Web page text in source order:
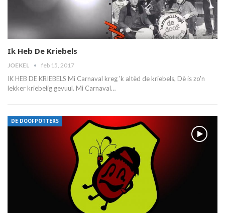
Ik Heb De Kriebels
JOEKEL feb 15, 2017
IK HEB DE KRIEBELS Mi Carnaval kreg 'k altèd de kriebels, Dè is zo'n
lekker kriebelig gevuul. Mi Carnaval…
DE DOOFPOTTERS